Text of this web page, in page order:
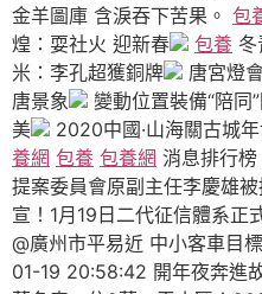
金羊圖庫 含淚吞下苦果。 包
煌：耍社火 迎新春
包養
米：李孔超獲銅牌
唐宮燈
唐景象
變動位置裝備“陪同
美
2020中國·山海關古城
養網 包養 包養網 消息排行榜
提案委員會原副主任李慶雄
宣！1月19日二代征信體系
@廣州市平易近 中小客車目
01-19 20:58:42 開年夜奔進